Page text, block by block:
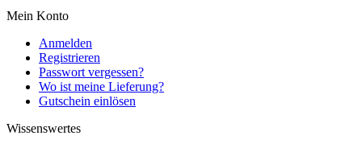
Mein Konto
Anmelden
Registrieren
Passwort vergessen?
Wo ist meine Lieferung?
Gutschein einlösen
Wissenswertes